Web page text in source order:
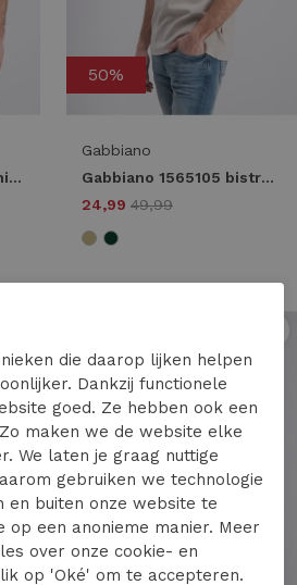
Gabbiano 1565104 nomik Print T-shirts 5888 lagoon green
50%
Gabbiano
Gabbiano 1565105 bistra Print T-shirts 5002 ivory bone
24,99 49,99
die daarop lijken helpen
Dankzij functionele
goed. Ze hebben ook een
maken we de website elke
We laten je graag nuttige
gebruiken we technologie
en buiten onze website te
op een anonieme manier. Meer
over onze cookie- en
op 'Oké' om te accepteren.